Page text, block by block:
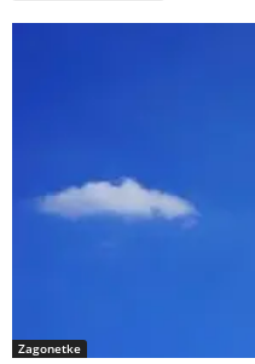
Zagonetke